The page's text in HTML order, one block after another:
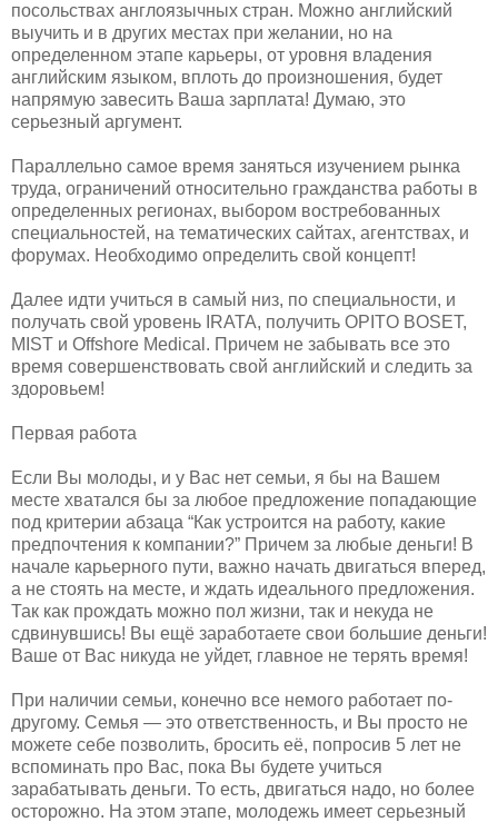
посольствах англоязычных стран. Можно английский
выучить и в других местах при желании, но на
определенном этапе карьеры, от уровня владения
английским языком, вплоть до произношения, будет
напрямую завесить Ваша зарплата! Думаю, это
серьезный аргумент.
Параллельно самое время заняться изучением рынка
труда, ограничений относительно гражданства работы в
определенных регионах, выбором востребованных
специальностей, на тематических сайтах, агентствах, и
форумах. Необходимо определить свой концепт!
Далее идти учиться в самый низ, по специальности, и
получать свой уровень IRATA, получить OPITO BOSET,
MIST и Offshore Medical. Причем не забывать все это
время совершенствовать свой английский и следить за
здоровьем!
Первая работа
Если Вы молоды, и у Вас нет семьи, я бы на Вашем
месте хватался бы за любое предложение попадающие
под критерии абзаца “Как устроится на работу, какие
предпочтения к компании?” Причем за любые деньги! В
начале карьерного пути, важно начать двигаться вперед,
а не стоять на месте, и ждать идеального предложения.
Так как прождать можно пол жизни, так и некуда не
сдвинувшись! Вы ещё заработаете свои большие деньги!
Ваше от Вас никуда не уйдет, главное не терять время!
При наличии семьи, конечно все немого работает по-
другому. Семья — это ответственность, и Вы просто не
можете себе позволить, бросить её, попросив 5 лет не
вспоминать про Вас, пока Вы будете учиться
зарабатывать деньги. То есть, двигаться надо, но более
осторожно. На этом этапе, молодежь имеет серьезный